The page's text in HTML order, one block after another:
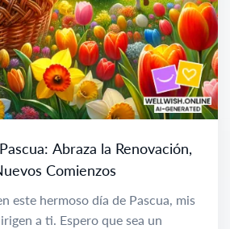
Abraza la Renovación,
Comienzos
este hermoso día de Pascua, mis
a ti. Espero que sea un